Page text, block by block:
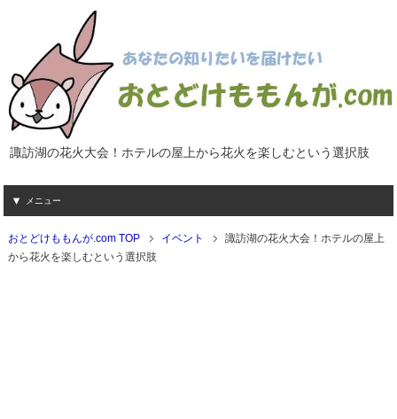
諏訪湖の花火大会！ホテルの屋上から花火を楽しむという選択肢
メニュー
おとどけももんが.com TOP イベント
諏訪湖の花火大会！ホテルの屋上
から花火を楽しむという選択肢